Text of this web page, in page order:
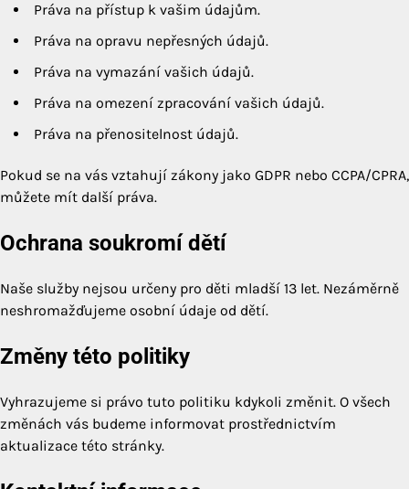
Práva na přístup k vašim údajům.
Práva na opravu nepřesných údajů.
Práva na vymazání vašich údajů.
Práva na omezení zpracování vašich údajů.
Práva na přenositelnost údajů.
Pokud se na vás vztahují zákony jako GDPR nebo CCPA/CPRA,
můžete mít další práva.
Ochrana soukromí dětí
Naše služby nejsou určeny pro děti mladší 13 let. Nezáměrně
neshromažďujeme osobní údaje od dětí.
Změny této politiky
Vyhrazujeme si právo tuto politiku kdykoli změnit. O všech
změnách vás budeme informovat prostřednictvím
aktualizace této stránky.